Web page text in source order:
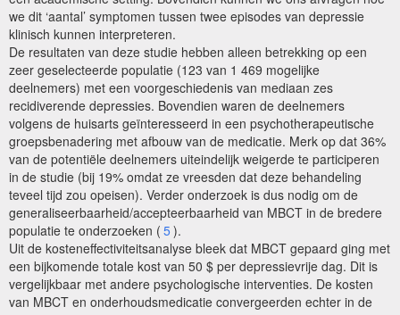
we dit ‘aantal’ symptomen tussen twee episodes van depressie
klinisch kunnen interpreteren.
De resultaten van deze studie hebben alleen betrekking op een
zeer geselecteerde populatie (123 van 1 469 mogelijke
deelnemers) met een voorgeschiedenis van mediaan zes
recidiverende depressies. Bovendien waren de deelnemers
volgens de huisarts geïnteresseerd in een psychotherapeutische
groepsbenadering met afbouw van de medicatie. Merk op dat 36%
van de potentiële deelnemers uiteindelijk weigerde te participeren
in de studie (bij 19% omdat ze vreesden dat deze behandeling
teveel tijd zou opeisen). Verder onderzoek is dus nodig om de
generaliseerbaarheid/accepteerbaarheid van MBCT in de bredere
populatie te onderzoeken ( 5).
Uit de kosteneffectiviteitsanalyse bleek dat MBCT gepaard ging met
een bijkomende totale kost van 50 $ per depressievrije dag. Dit is
vergelijkbaar met andere psychologische interventies. De kosten
van MBCT en onderhoudsmedicatie convergeerden echter in de